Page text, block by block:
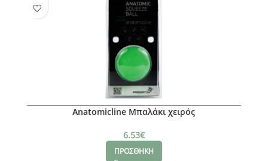
Anatomicline Μπαλάκι χειρός
6.53€
ΠΡΟΣΘΗΚΗ